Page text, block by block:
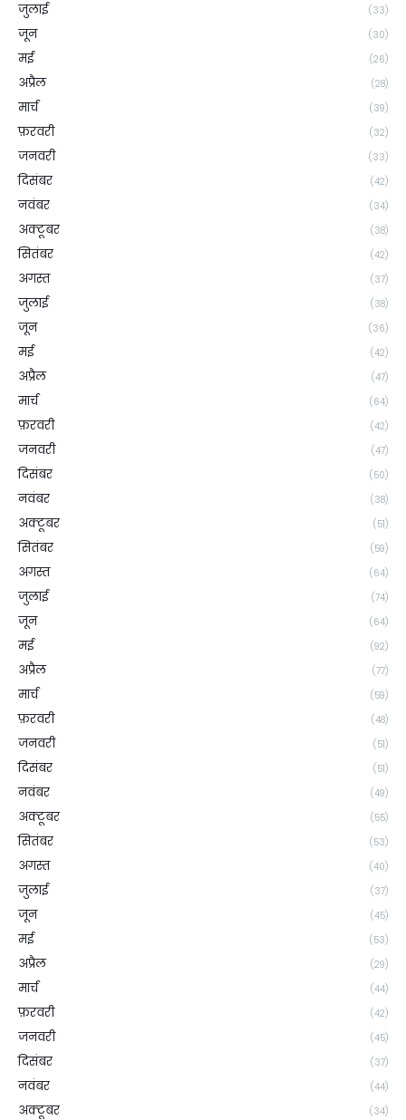
जुलाई (33)
जून (30)
मई (26)
अप्रैल (28)
मार्च (39)
फ़रवरी (32)
जनवरी (33)
दिसंबर (42)
नवंबर (34)
अक्टूबर (38)
सितंबर (42)
अगस्त (37)
जुलाई (38)
जून (36)
मई (42)
अप्रैल (47)
मार्च (64)
फ़रवरी (42)
जनवरी (47)
दिसंबर (50)
नवंबर (38)
अक्टूबर (51)
सितंबर (59)
अगस्त (64)
जुलाई (74)
जून (64)
मई (92)
अप्रैल (77)
मार्च (59)
फ़रवरी (48)
जनवरी (51)
दिसंबर (51)
नवंबर (49)
अक्टूबर (55)
सितंबर (53)
अगस्त (40)
जुलाई (37)
जून (45)
मई (53)
अप्रैल (29)
मार्च (44)
फ़रवरी (42)
जनवरी (45)
दिसंबर (37)
नवंबर (44)
अक्टूबर (34)